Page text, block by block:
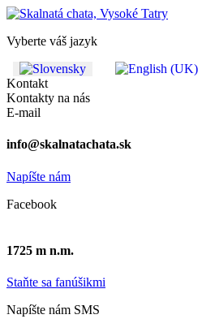
Vyberte váš jazyk
Kontakt
Kontakty na nás
E-mail
info@skalnatachata.sk
Napíšte nám
Facebook
1725 m n.m.
Staňte sa fanúšikmi
Napíšte nám SMS